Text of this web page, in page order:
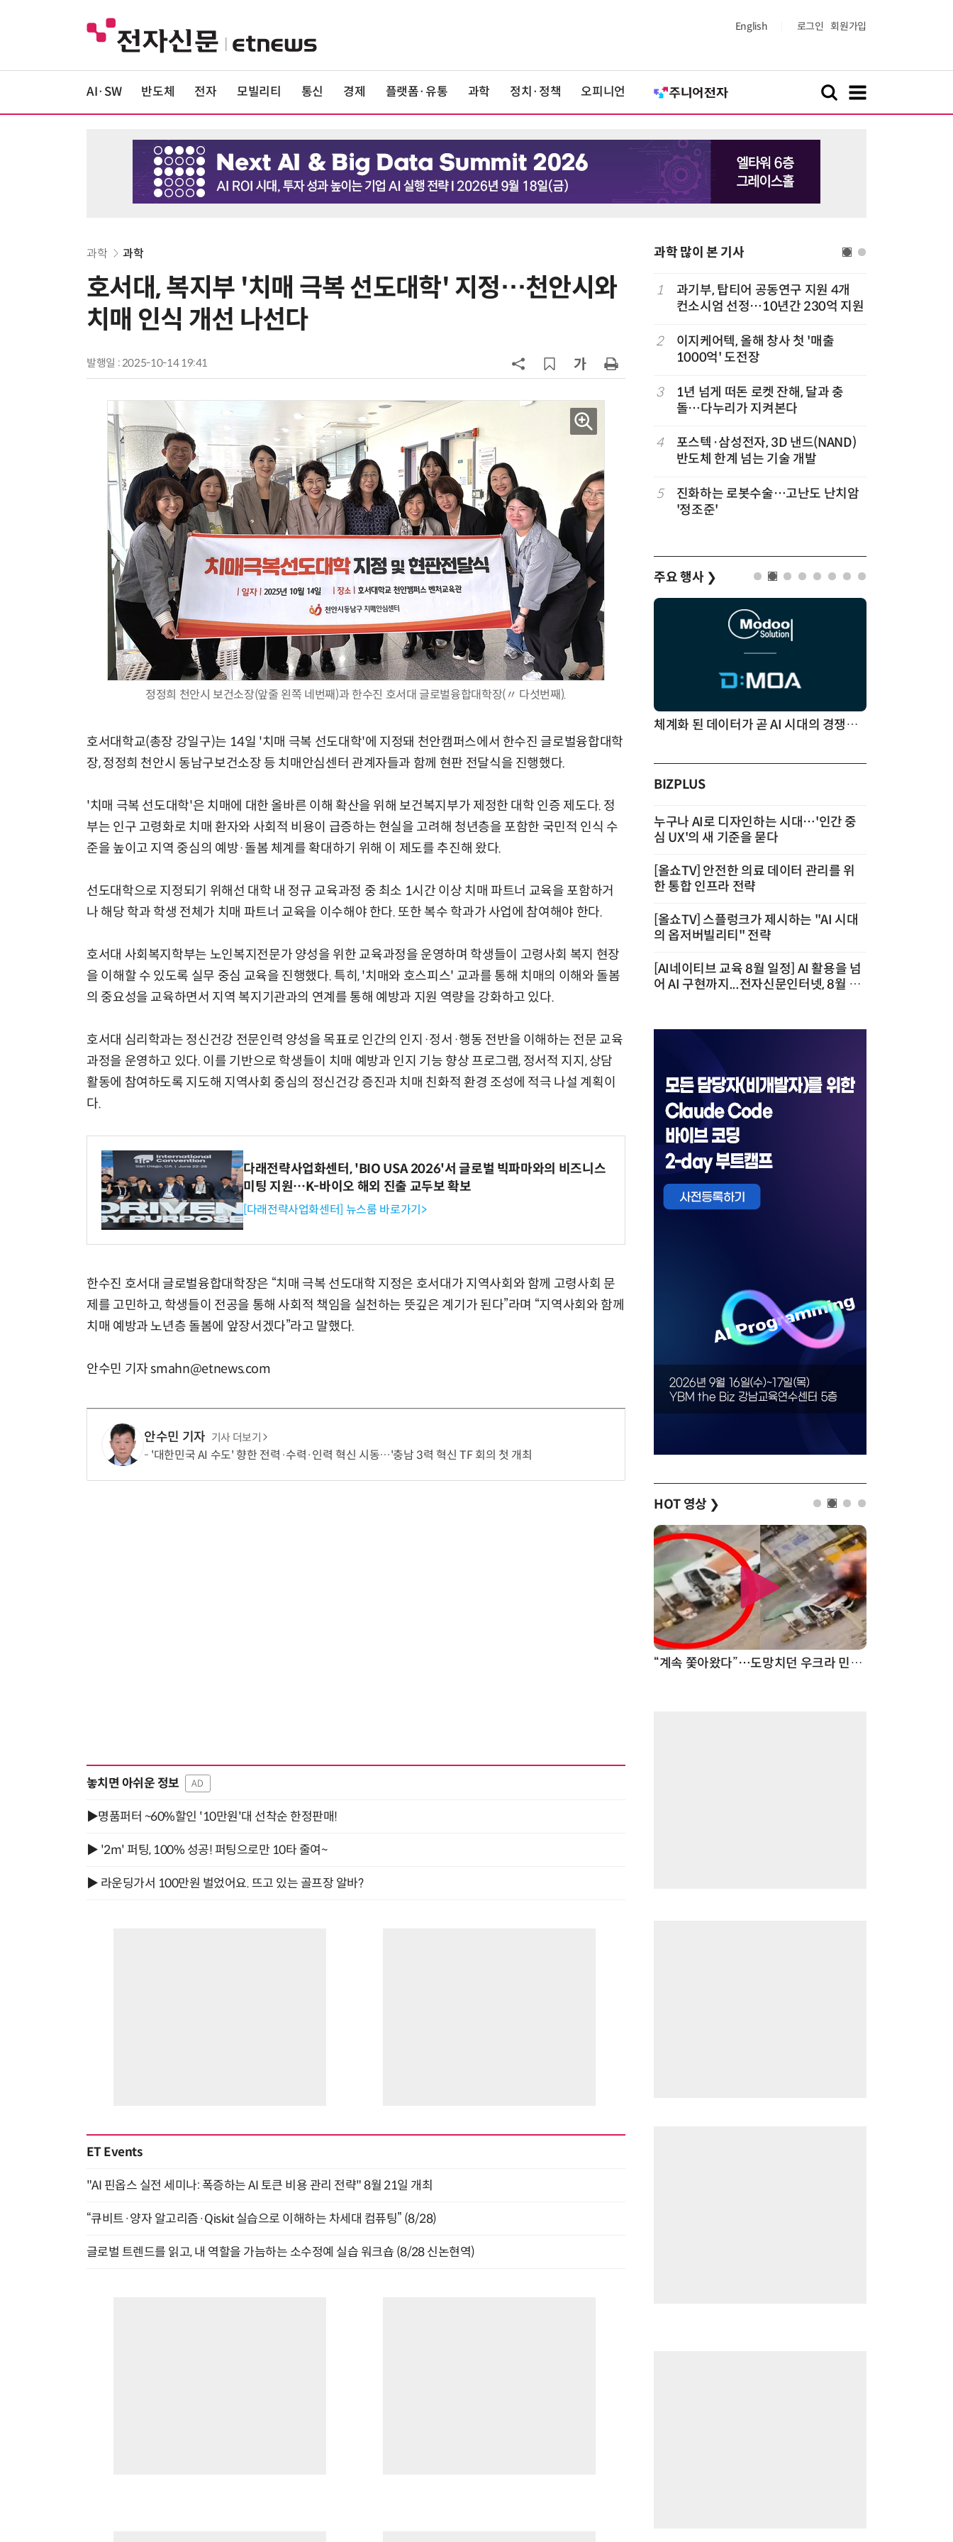
English 로그인 회원가입
AI·SW 반도체 전자 모빌리티 통신 경제 플랫폼·유통 과학 정치·정책 오피니언
과학 과학
호서대, 복지부 '치매 극복 선도대학' 지정…천안시와
치매 인식 개선 나선다
발행일 : 2025-10-14 19:41
정정희 천안시 보건소장(앞줄 왼쪽 네번째)과 한수진 호서대 글로벌융합대학장(〃 다섯번째).
호서대학교(총장 강일구)는 14일 '치매 극복 선도대학'에 지정돼 천안캠퍼스에서 한수진 글로벌융합대학
장, 정정희 천안시 동남구보건소장 등 치매안심센터 관계자들과 함께 현판 전달식을 진행했다.
'치매 극복 선도대학'은 치매에 대한 올바른 이해 확산을 위해 보건복지부가 제정한 대학 인증 제도다. 정
부는 인구 고령화로 치매 환자와 사회적 비용이 급증하는 현실을 고려해 청년층을 포함한 국민적 인식 수
준을 높이고 지역 중심의 예방·돌봄 체계를 확대하기 위해 이 제도를 추진해 왔다.
선도대학으로 지정되기 위해선 대학 내 정규 교육과정 중 최소 1시간 이상 치매 파트너 교육을 포함하거
나 해당 학과 학생 전체가 치매 파트너 교육을 이수해야 한다. 또한 복수 학과가 사업에 참여해야 한다.
호서대 사회복지학부는 노인복지전문가 양성을 위한 교육과정을 운영하며 학생들이 고령사회 복지 현장
을 이해할 수 있도록 실무 중심 교육을 진행했다. 특히, '치매와 호스피스' 교과를 통해 치매의 이해와 돌봄
의 중요성을 교육하면서 지역 복지기관과의 연계를 통해 예방과 지원 역량을 강화하고 있다.
호서대 심리학과는 정신건강 전문인력 양성을 목표로 인간의 인지·정서·행동 전반을 이해하는 전문 교육
과정을 운영하고 있다. 이를 기반으로 학생들이 치매 예방과 인지 기능 향상 프로그램, 정서적 지지, 상담
활동에 참여하도록 지도해 지역사회 중심의 정신건강 증진과 치매 친화적 환경 조성에 적극 나설 계획이
다.
다래전략사업화센터, 'BIO USA 2026'서 글로벌 빅파마와의 비즈니스
미팅 지원…K-바이오 해외 진출 교두보 확보
[다래전략사업화센터] 뉴스룸 바로가기>
한수진 호서대 글로벌융합대학장은 “치매 극복 선도대학 지정은 호서대가 지역사회와 함께 고령사회 문
제를 고민하고, 학생들이 전공을 통해 사회적 책임을 실천하는 뜻깊은 계기가 된다”라며 “지역사회와 함께
치매 예방과 노년층 돌봄에 앞장서겠다”라고 말했다.
안수민 기자 smahn@etnews.com
안수민 기자 기사 더보기
'대한민국 AI 수도' 향한 전력·수력·인력 혁신 시동…'충남 3력 혁신 TF 회의 첫 개최
놓치면 아쉬운 정보 AD
▶명품퍼터 ~60%할인 '10만원'대 선착순 한정판매!
▶ '2m' 퍼팅, 100% 성공! 퍼팅으로만 10타 줄여~
▶ 라운딩가서 100만원 벌었어요. 뜨고 있는 골프장 알바?
ET Events
"AI 핀옵스 실전 세미나: 폭증하는 AI 토큰 비용 관리 전략" 8월 21일 개최
“큐비트·양자 알고리즘·Qiskit 실습으로 이해하는 차세대 컴퓨팅” (8/28)
글로벌 트렌드를 읽고, 내 역할을 가늠하는 소수정예 실습 워크숍 (8/28 신논현역)
과학 많이 본 기사
6
[K-과학인재 고등학생 캠프] 반도체
부, 첨단 의료 AI 임상 확산 지원
에 무상 이전…“상생 협력으로 생태
계 고도화”
KIST, 기존 반도체 공정으로 전기·
빛 신호 한 번에 읽는 '광반도체 BCI
칩' 구현
10 [르포]아이들이 직접 첨단 전자현미
경 다루며 과학원리 체득...과학체험
제공 '주니어닥터' 현장
1
과기부, 탑티어 공동연구 지원 4개
컨소시엄 선정…10년간 230억 지원
2
이지케어텍, 올해 창사 첫 '매출
1000억' 도전장
3
1년 넘게 떠돈 로켓 잔해, 달과 충
돌…다누리가 지켜본다
4
포스텍·삼성전자, 3D 낸드(NAND)
반도체 한계 넘는 기술 개발
5
진화하는 로봇수술…고난도 난치암
'정조준'
주요 행사 ❯
체계화 된 데이터가 곧 AI 시대의 경쟁력이다
BIZPLUS
누구나 AI로 디자인하는 시대…'인간 중
심 UX'의 새 기준을 묻다
[올쇼TV] 안전한 의료 데이터 관리를 위
한 통합 인프라 전략
[올쇼TV] 스플렁크가 제시하는 "AI 시대
의 옵저버빌리티" 전략
[AI네이티브 교육 8월 일정] AI 활용을 넘
어 AI 구현까지...전자신문인터넷, 8월 실
HOT 영상 ❯
“계속 쫓아왔다”…도망치던 우크라 민간인 공격한 러 자폭 드론